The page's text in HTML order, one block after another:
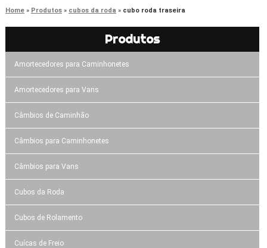
Home Produtos cubos da roda cubo roda traseira
Produtos
Amortecedores para Caminhonetes
Amortecedores para Vans
Câmbios de Caminhão
Câmbios para Caminhonetes
Câmbios para Vans
Cubos da Roda
Cubos de Rolamento
Cuícas de Freio